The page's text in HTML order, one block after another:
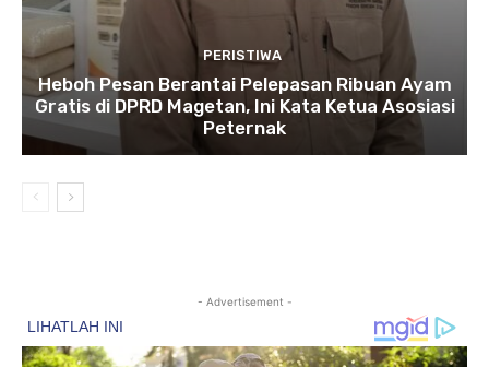
PERISTIWA
Heboh Pesan Berantai Pelepasan Ribuan Ayam
Gratis di DPRD Magetan, Ini Kata Ketua Asosiasi
Peternak
- Advertisement -